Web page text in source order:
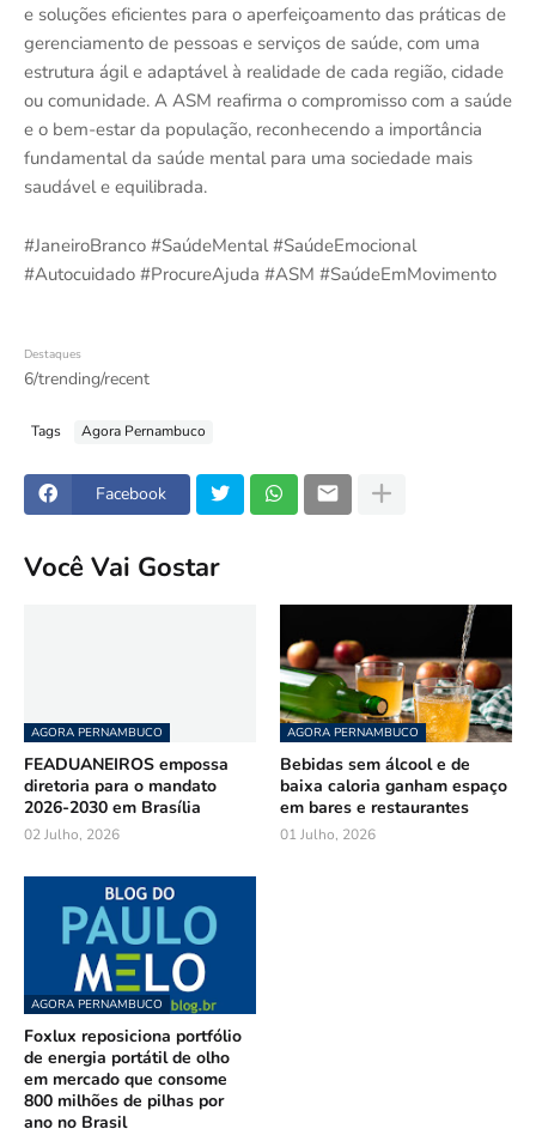
e soluções eficientes para o aperfeiçoamento das práticas de
gerenciamento de pessoas e serviços de saúde, com uma
estrutura ágil e adaptável à realidade de cada região, cidade
ou comunidade. A ASM reafirma o compromisso com a saúde
e o bem-estar da população, reconhecendo a importância
fundamental da saúde mental para uma sociedade mais
saudável e equilibrada.
#JaneiroBranco #SaúdeMental #SaúdeEmocional
#Autocuidado #ProcureAjuda #ASM #SaúdeEmMovimento
Destaques
6/trending/recent
Tags Agora Pernambuco
Facebook
Você Vai Gostar
AGORA PERNAMBUCO
FEADUANEIROS empossa
diretoria para o mandato
2026-2030 em Brasília
02 Julho, 2026
AGORA PERNAMBUCO
Bebidas sem álcool e de
baixa caloria ganham espaço
em bares e restaurantes
01 Julho, 2026
AGORA PERNAMBUCO
Foxlux reposiciona portfólio
de energia portátil de olho
em mercado que consome
800 milhões de pilhas por
ano no Brasil